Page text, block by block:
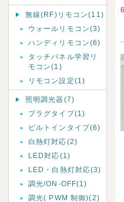
無線(RF)リモコン(11)
ウォールリモコン(3)
ハンディリモコン(6)
タッチパネル学習リ
モコン(1)
リモコン設定(1)
照明調光器(7)
プラグタイプ(1)
ビルトインタイプ(6)
白熱灯対応(2)
LED対応(1)
LED・白熱灯対応(3)
調光/ON-OFF(1)
調光( PWM 制御)(2)